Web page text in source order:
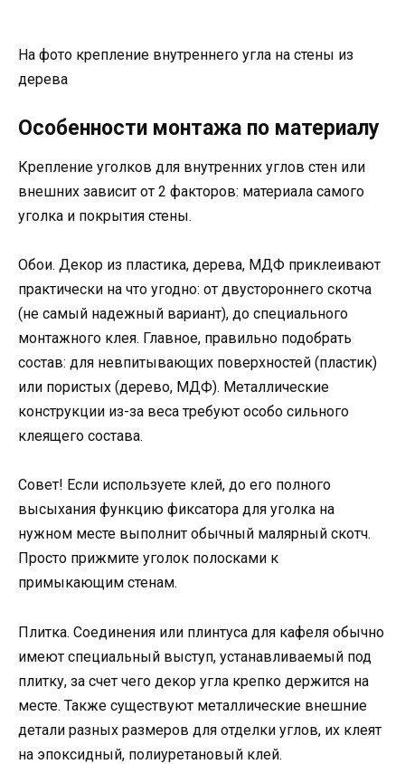
На фото крепление внутреннего угла на стены из
дерева
Особенности монтажа по материалу
Крепление уголков для внутренних углов стен или
внешних зависит от 2 факторов: материала самого
уголка и покрытия стены.
Обои. Декор из пластика, дерева, МДФ приклеивают
практически на что угодно: от двустороннего скотча
(не самый надежный вариант), до специального
монтажного клея. Главное, правильно подобрать
состав: для невпитывающих поверхностей (пластик)
или пористых (дерево, МДФ). Металлические
конструкции из-за веса требуют особо сильного
клеящего состава.
Совет! Если используете клей, до его полного
высыхания функцию фиксатора для уголка на
нужном месте выполнит обычный малярный скотч.
Просто прижмите уголок полосками к
примыкающим стенам.
Плитка. Соединения или плинтуса для кафеля обычно
имеют специальный выступ, устанавливаемый под
плитку, за счет чего декор угла крепко держится на
месте. Также существуют металлические внешние
детали разных размеров для отделки углов, их клеят
на эпоксидный, полиуретановый клей.